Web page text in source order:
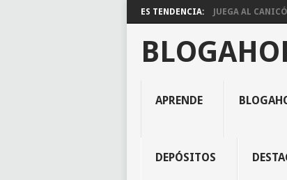
ES TENDENCIA: JUEGA AL
APRENDE
DEPÓSITOS